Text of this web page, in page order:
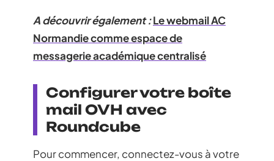
A découvrir également :Le webmail AC
Normandie comme espace de
messagerie académique centralisé
Configurer votre boîte
mail OVH avec
Roundcube
Pour commencer, connectez-vous à votre